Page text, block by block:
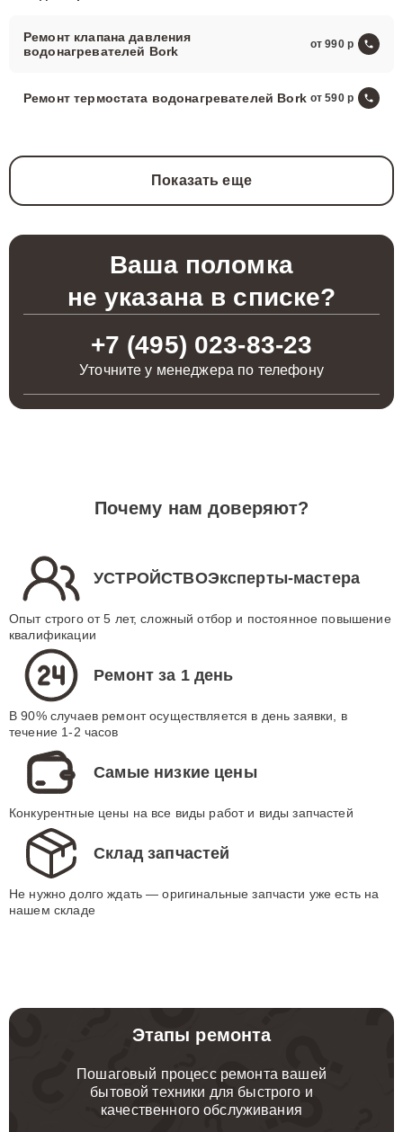
Ремонт клапана давления
водонагревателей Bork
от 990
Ремонт термостата водонагревателей Bork от 590
Показать еще
Ваша поломка
не указана в списке?
+7 (495) 023-83-23
Уточните у менеджера по телефону
Почему нам доверяют?
УСТРОЙСТВОЭксперты-мастера
Опыт строго от 5 лет, сложный отбор и постоянное повышение
квалификации
Ремонт за 1 день
В 90% случаев ремонт осуществляется в день заявки, в
течение 1-2 часов
Самые низкие цены
Конкурентные цены на все виды работ и виды запчастей
Склад запчастей
Не нужно долго ждать — оригинальные запчасти уже есть на
нашем складе
Этапы ремонта
Пошаговый процесс ремонта вашей
бытовой техники для быстрого и
качественного обслуживания